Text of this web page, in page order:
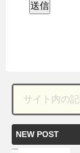
送信
NEW POST